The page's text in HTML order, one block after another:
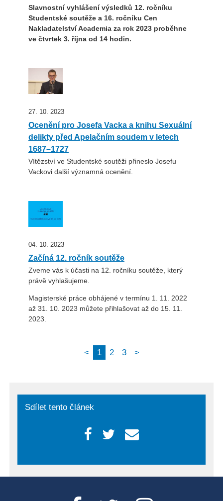
Slavnostní vyhlášení výsledků 12. ročníku
Studentské soutěže a 16. ročníku Cen
Nakladatelství Academia za rok 2023 proběhne
ve čtvrtek 3. října od 14 hodin.
27. 10. 2023
Ocenění pro Josefa Vacka a knihu Sexuální
delikty před Apelačním soudem v letech
1687–1727
Vítězství ve Studentské soutěži přineslo Josefu
Vackovi další významná ocenění.
04. 10. 2023
Začíná 12. ročník soutěže
Zveme vás k účasti na 12. ročníku soutěže, který
právě vyhlašujeme.
Magisterské práce obhájené v termínu 1. 11. 2022
až 31. 10. 2023 můžete přihlašovat až do 15. 11.
2023.
< 1 2 3 >
Sdílet tento článek